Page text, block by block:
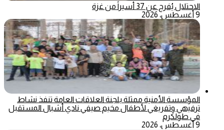
الاحتلال يُفرج عن 37 أسيراً من غزة
9 أغسطس، 2026
المؤسسة الأمنية ممثلة بلجنة العلاقات العامة تنفذ نشاط
ترفيهي وتفريغي لأطفال مخيم صيفي نادي أشبال المستقبل
في طولكرم
9 أغسطس، 2026